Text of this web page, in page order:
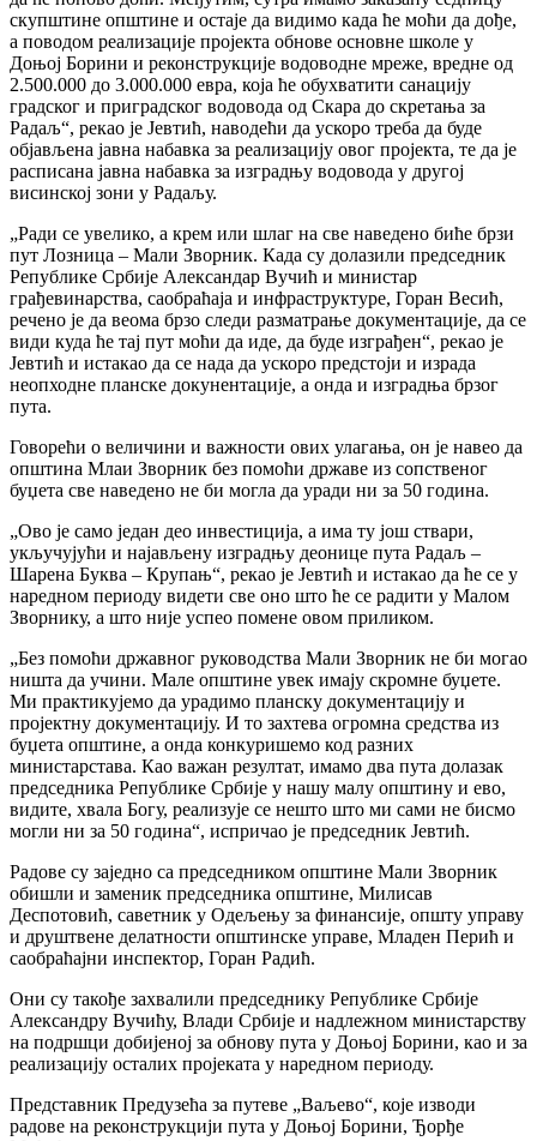
скупштине општине и остаје да видимо када ће моћи да дође,
а поводом реализације пројекта обнове основне школе у
Доњој Борини и реконструкције водоводне мреже, вредне од
2.500.000 до 3.000.000 евра, која ће обухватити санацију
градског и приградског водовода од Скара до скретања за
Радаљ“, рекао је Јевтић, наводећи да ускоро треба да буде
објављена јавна набавка за реализацију овог пројекта, те да је
расписана јавна набавка за изградњу водовода у другој
висинској зони у Радаљу.
„Ради се увелико, а крем или шлаг на све наведено биће брзи
пут Лозница – Мали Зворник. Када су долазили председник
Републике Србије Александар Вучић и министар
грађевинарства, саобраћаја и инфраструктуре, Горан Весић,
речено је да веома брзо следи разматрање документације, да се
види куда ће тај пут моћи да иде, да буде изграђен“, рекао је
Јевтић и истакао да се нада да ускоро предстоји и израда
неопходне планске докунентације, а онда и изградња брзог
пута.
Говорећи о величини и важности ових улагања, он је навео да
општина Млаи Зворник без помоћи државе из сопственог
буџета све наведено не би могла да уради ни за 50 година.
„Ово је само један део инвестиција, а има ту још ствари,
укључујући и најављену изградњу деонице пута Радаљ –
Шарена Буква – Крупањ“, рекао је Јевтић и истакао да ће се у
наредном периоду видети све оно што ће се радити у Малом
Зворнику, а што није успео помене овом приликом.
„Без помоћи државног руководства Мали Зворник не би могао
ништа да учини. Мале општине увек имају скромне буџете.
Ми практикујемо да урадимо планску документацију и
пројектну документацију. И то захтева огромна средства из
буџета општине, а онда конкуришемо код разних
министарстава. Као важан резултат, имамо два пута долазак
председника Републике Србије у нашу малу општину и ево,
видите, хвала Богу, реализује се нешто што ми сами не бисмо
могли ни за 50 година“, испричао је председник Јевтић.
Радове су заједно са председником општине Мали Зворник
обишли и заменик председника општине, Милисав
Деспотовић, саветник у Одељењу за финансије, општу управу
и друштвене делатности општинске управе, Младен Перић и
саобраћајни инспектор, Горан Радић.
Они су такође захвалили председнику Републике Србије
Александру Вучићу, Влади Србије и надлежном министарству
на подршци добијеној за обнову пута у Доњој Борини, као и за
реализацију осталих пројеката у наредном периоду.
Представник Предузећа за путеве „Ваљево“, које изводи
радове на реконструкцији пута у Доњој Борини, Ђорђе